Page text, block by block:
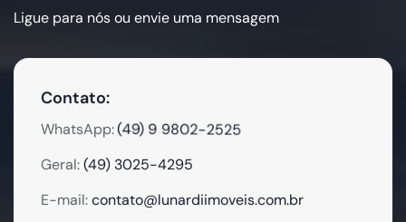
Ligue para nós ou envie uma mensagem
Contato:
WhatsApp:(49) 9 9802-2525
Geral:(49) 3025-4295
E-mail:contato@lunardiimoveis.com.br